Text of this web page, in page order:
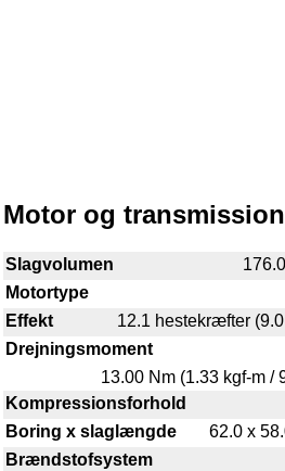
Motor og transmission
Slagvolumen
Motortype
Effekt
12.1 hestekræfter
Drejningsmoment
13.00 Nm (1.33 kgf-m /
Kompressionsforhold
Boring x slaglængde
62.0 x
Brændstofsystem